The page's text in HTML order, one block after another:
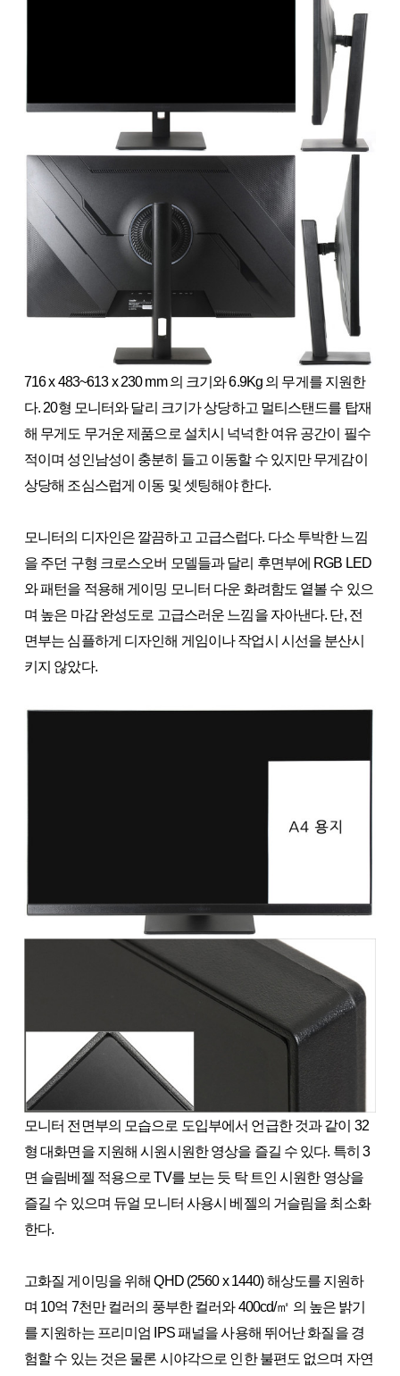
716 x 483~613 x 230 mm 의 크기와 6.9Kg 의 무게를 지원한
다. 20형 모니터와 달리 크기가 상당하고 멀티스탠드를 탑재
해 무게도 무거운 제품으로 설치시 넉넉한 여유 공간이 필수
적이며 성인남성이 충분히 들고 이동할 수 있지만 무게감이
상당해 조심스럽게 이동 및 셋팅해야 한다.
모니터의 디자인은 깔끔하고 고급스럽다. 다소 투박한 느낌
을 주던 구형 크로스오버 모델들과 달리 후면부에 RGB LED
와 패턴을 적용해 게이밍 모니터 다운 화려함도 옅볼 수 있으
며 높은 마감 완성도로 고급스러운 느낌을 자아낸다. 단, 전
면부는 심플하게 디자인해 게임이나 작업시 시선을 분산시
키지 않았다.
모니터 전면부의 모습으로 도입부에서 언급한 것과 같이 32
형 대화면을 지원해 시원시원한 영상을 즐길 수 있다. 특히 3
면 슬림베젤 적용으로 TV를 보는 듯 탁 트인 시원한 영상을
즐길 수 있으며 듀얼 모니터 사용시 베젤의 거슬림을 최소화
한다.
고화질 게이밍을 위해 QHD (2560 x 1440) 해상도를 지원하
며 10억 7천만 컬러의 풍부한 컬러와 400cd/㎡ 의 높은 밝기
를 지원하는 프리미엄 IPS 패널을 사용해 뛰어난 화질을 경
험할 수 있는 것은 물론 시야각으로 인한 불편도 없으며 자연